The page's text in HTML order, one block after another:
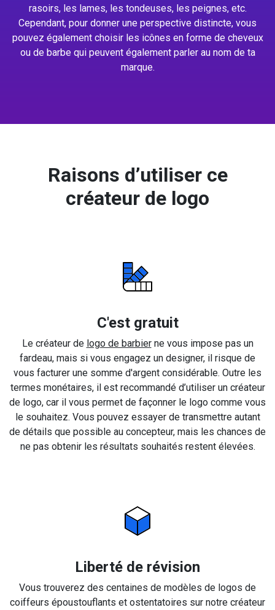
rasoirs, les lames, les tondeuses, les peignes, etc.
Cependant, pour donner une perspective distincte, vous
pouvez également choisir les icônes en forme de cheveux
ou de barbe qui peuvent également parler au nom de ta
marque.
Raisons d’utiliser ce
créateur de logo
C'est gratuit
Le créateur de logo de barbierne vous impose pas un
fardeau, mais si vous engagez un designer, il risque de
vous facturer une somme d'argent considérable. Outre les
termes monétaires, il est recommandé d’utiliser un créateur
de logo, car il vous permet de façonner le logo comme vous
le souhaitez. Vous pouvez essayer de transmettre autant
de détails que possible au concepteur, mais les chances de
ne pas obtenir les résultats souhaités restent élevées.
Liberté de révision
Vous trouverez des centaines de modèles de logos de
coiffeurs époustouflants et ostentatoires sur notre créateur